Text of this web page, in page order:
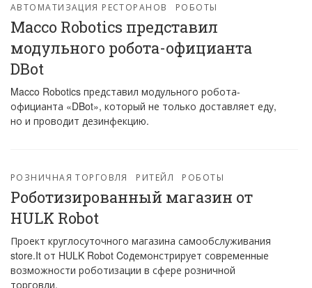
АВТОМАТИЗАЦИЯ РЕСТОРАНОВ РОБОТЫ
Macco Robotics представил
модульного робота-официанта
DBot
Macco Robotics представил модульного робота-
официанта «DBot», который не только доставляет еду,
но и проводит дезинфекцию.
РОЗНИЧНАЯ ТОРГОВЛЯ РИТЕЙЛ РОБОТЫ
Роботизированный магазин от
HULK Robot
Проект круглосуточного магазина самообслуживания
store.It от HULK Robot Coдемонстрирует современные
возможности роботизации в сфере розничной
торговли.